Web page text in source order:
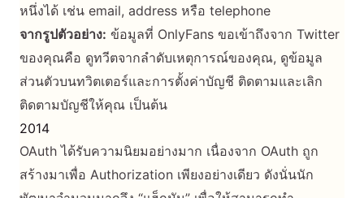
หนึ่งได้ เช่น email, address หรือ telephone
จากรูปตัวอย่าง: ข้อมูลที่ OnlyFans ขอเข้าถึงจาก Twitter
ของคุณคือ ดูทวีตจากลำดับเหตุการณ์ของคุณ, ดูข้อมูล
ส่วนตัวบนทวิตเตอร์และการตั้งค่าบัญชี ติดตามและเลิก
ติดตามบัญชีให้คุณ เป็นต้น
2014
OAuth ได้รับความนิยมอย่างมาก เนื่องจาก OAuth ถูก
สร้างมาเพื่อ Authorization เพียงอย่างเดียว ดังนั่นนัก